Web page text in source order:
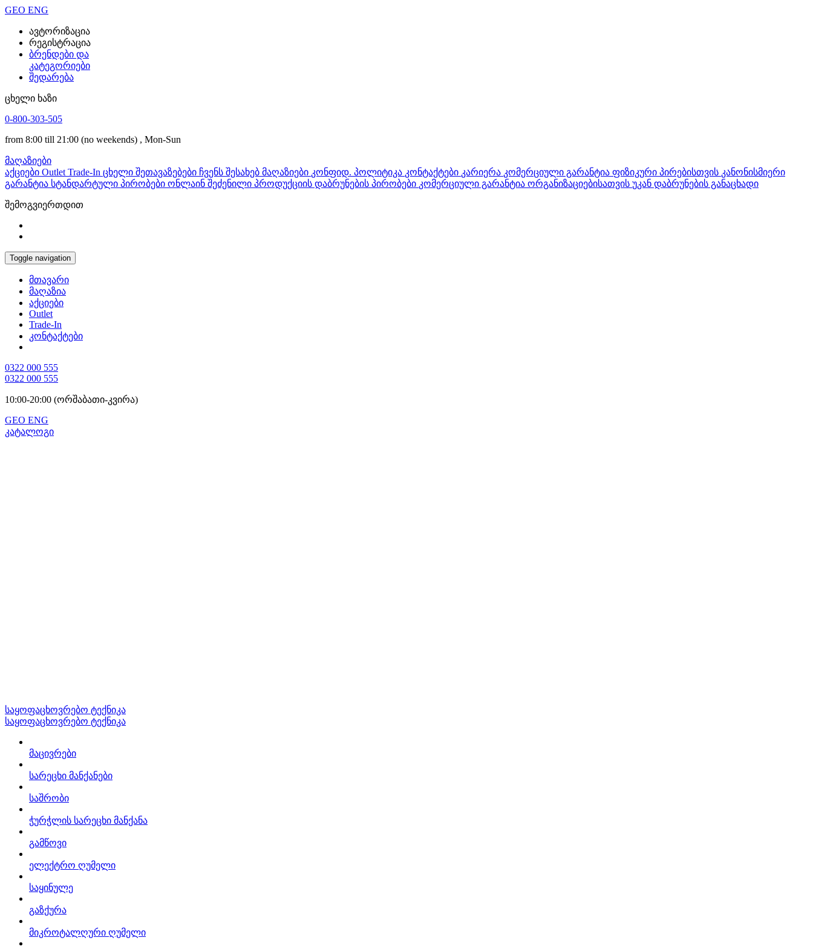
GEO ENG
ავტორიზაცია
რეგისტრაცია
ბრენდები და
კატეგორიები
შედარება
ცხელი ხაზი
0-800-303-505
from 8:00 till 21:00 (no weekends) , Mon-Sun
მაღაზიები
აქციები Outlet Trade-In ცხელი შეთავაზებები ჩვენს შესახებ მაღაზიები კონფიდ. პოლიტიკა კონტაქტები კარიერა კომერციული გარანტია ფიზიკური პირებისთვის კანონისმიერი
გარანტია სტანდარტული პირობები ონლაინ შეძენილი პროდუქციის დაბრუნების პირობები კომერციული გარანტია ორგანიზაციებისათვის უკან დაბრუნების განაცხადი
შემოგვიერთდით
Toggle navigation
მთავარი
მაღაზია
აქციები
Outlet
Trade-In
კონტაქტები
0322 000 555
0322 000 555
10:00-20:00 (ორშაბათი-კვირა)
GEO ENG
კატალოგი
საყოფაცხოვრებო ტექნიკა
საყოფაცხოვრებო ტექნიკა
მაცივრები
სარეცხი მანქანები
საშრობი
ჭურჭლის სარეცხი მანქანა
გამწოვი
ელექტრო ღუმელი
საყინულე
გაზქურა
მიკროტალღური ღუმელი